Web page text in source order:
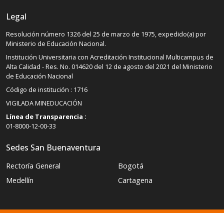
Legal
Resolución número 1326 del 25 de marzo de 1975, expedido(a) por
Ministerio de Educación Nacional.
Institución Universitaria con Acreditación Institucional Multicampus de
Alta Calidad - Res. No. 014620 del 12 de agosto del 2021 del Ministerio
de Educación Nacional
Código de institución : 1716
VIGILADA MINEDUCACIÓN
Línea de Transparencia :
01-8000-12-00-33
Sedes San Buenaventura
Rectoría General
Bogotá
Medellín
Cartagena